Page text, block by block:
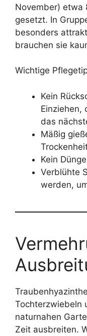
November) etwa
gesetzt. In
besonders
brauchen sie
Wichtige
Kein
Einziehen,
das
Mäßig
Kein
Verblühte
werden,
Tochterzwiebeln
naturnahen
Zeit ausbreiten.